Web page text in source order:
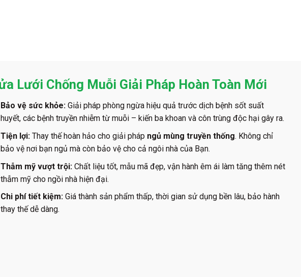
Lưới Chống Muỗi Giải Pháp Hoàn Toàn Mới
Bảo vệ sức khỏe:Giải pháp phòng ngừa hiệu quả trước dịch bệnh sốt suất
huyết, các bệnh truyền nhiễm từ muỗi – kiến ba khoan và côn trùng độc hại gây ra.
Tiện lợi:Thay thế hoàn hảo cho giải pháp ngủ mùng truyền thống. Không chỉ
bảo vệ nơi bạn ngủ mà còn bảo vệ cho cả ngôi nhà của Bạn.
Thẫm mỹ vượt trội:Chất liệu tốt, mẫu mã đẹp, vận hành êm ái làm tăng thêm nét
thẫm mỹ cho ngồi nhà hiện đại.
Chi phí tiết kiệm:Giá thành sản phẩm thấp, thời gian sử dụng bền lâu, bảo hành
thay thế dễ dàng.